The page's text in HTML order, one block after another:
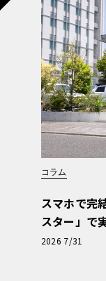
コラム
スマホで完
スター」で
【第1回・
2026 7/31